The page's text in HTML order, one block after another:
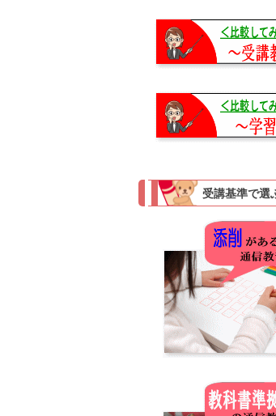
受講基準で選